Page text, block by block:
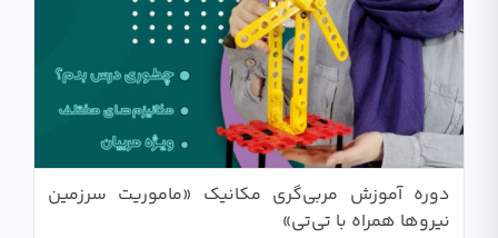
دوره آموزش مربی‌گری مکانیک «ماموریت سرزمین
نیروها همراه با تی‌تی»